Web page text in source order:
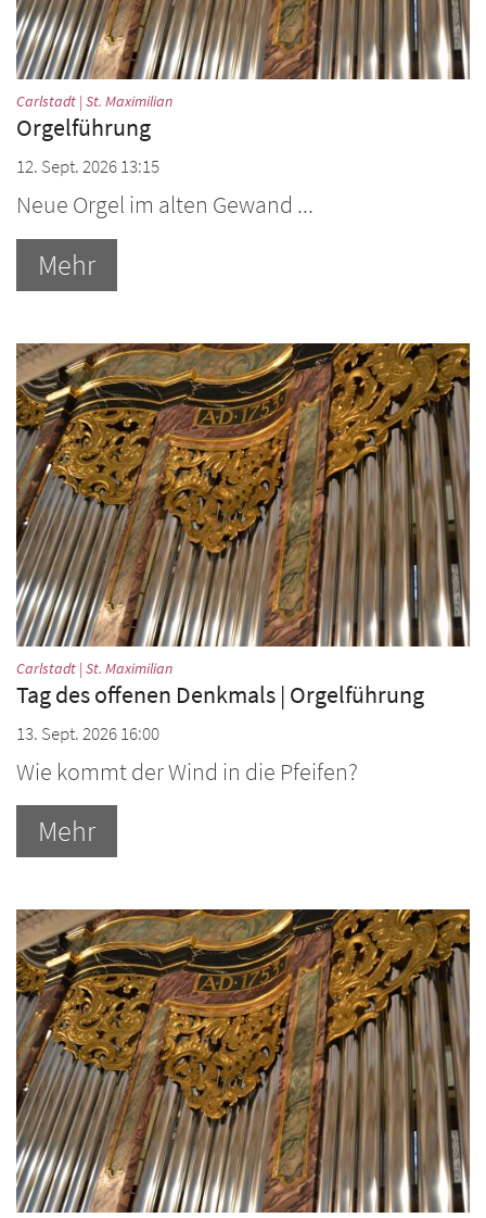
Carlstadt | St. Maximilian:
Orgelführung
12. Sept. 2026 13:15
Neue Orgel im alten Gewand ...
Mehr
Carlstadt | St. Maximilian:
Tag des offenen Denkmals | Orgelführung
13. Sept. 2026 16:00
Wie kommt der Wind in die Pfeifen?
Mehr